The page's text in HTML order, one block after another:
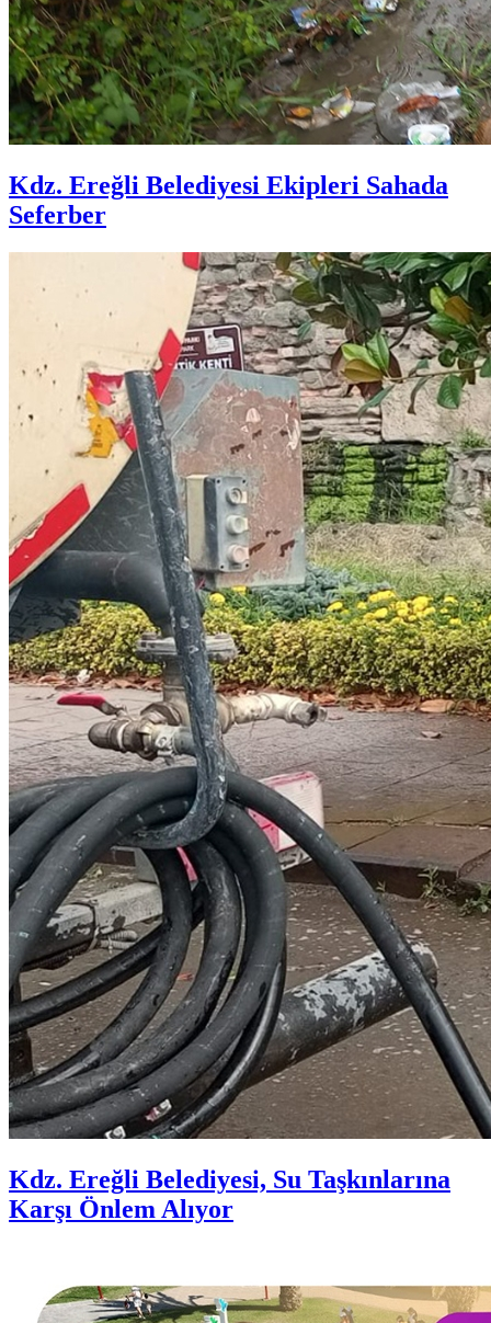
Kdz. Ereğli Belediyesi Ekipleri Sahada
Seferber
Kdz. Ereğli Belediyesi, Su Taşkınlarına
Karşı Önlem Alıyor